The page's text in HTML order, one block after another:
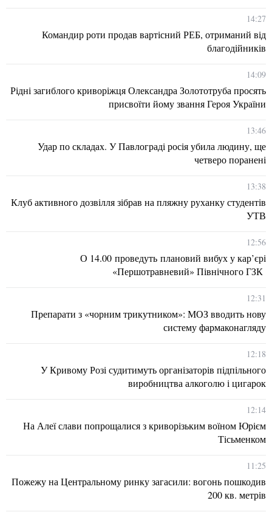
14:27
Командир роти продав вартісний РЕБ, отриманий від
благодійників
14:09
Рідні загиблого криворіжця Олександра Золототруба просять
присвоїти йому звання Героя України
13:46
Удар по складах. У Павлограді росія убила людину, ще
четверо поранені
13:38
Клуб активного дозвілля зібрав на пляжну руханку студентів
УТВ
12:56
О 14.00 проведуть плановий вибух у кар’єрі
«Першотравневий» Північного ГЗК
12:31
Препарати з «чорним трикутником»: МОЗ вводить нову
систему фармаконагляду
12:18
У Кривому Розі судитимуть організаторів підпільного
виробництва алкоголю і цигарок
12:14
На Алеї слави попрощалися з криворізьким воїном Юрієм
Тісьменком
11:25
Пожежу на Центральному ринку загасили: вогонь пошкодив
200 кв. метрів